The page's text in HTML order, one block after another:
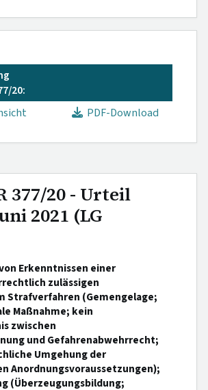
20:
PDF-Download
377/20 - Urteil
2021 (LG
Erkenntnissen einer
zulässigen
Strafverfahren (Gemengelage;
Maßnahme; kein
zwischen
und Gefahrenabwehrrecht;
Umgehung der
Anordnungsvoraussetzungen);
(Überzeugungsbildung;